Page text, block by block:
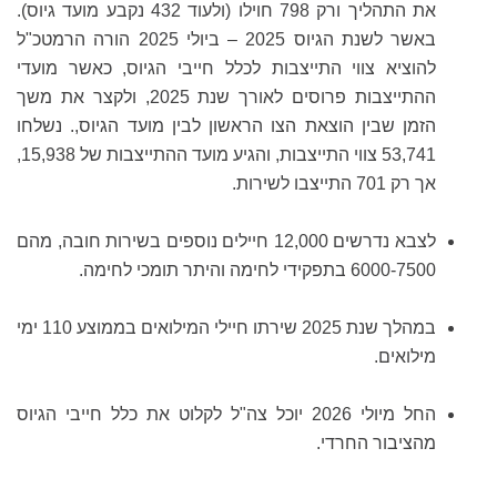
את התהליך ורק 798 חוילו (ולעוד 432 נקבע מועד גיוס).
באשר לשנת הגיוס 2025 – ביולי 2025 הורה הרמטכ"ל
להוציא צווי התייצבות לכלל חייבי הגיוס, כאשר מועדי
ההתייצבות פרוסים לאורך שנת 2025, ולקצר את משך
הזמן שבין הוצאת הצו הראשון לבין מועד הגיוס,. נשלחו
53,741 צווי התייצבות, והגיע מועד ההתייצבות של 15,938,
אך רק 701 התייצבו לשירות.
לצבא נדרשים 12,000 חיילים נוספים בשירות חובה, מהם
6000-7500 בתפקידי לחימה והיתר תומכי לחימה.
במהלך שנת 2025 שירתו חיילי המילואים בממוצע 110 ימי
מילואים.
החל מיולי 2026 יוכל צה"ל לקלוט את כלל חייבי הגיוס
מהציבור החרדי.